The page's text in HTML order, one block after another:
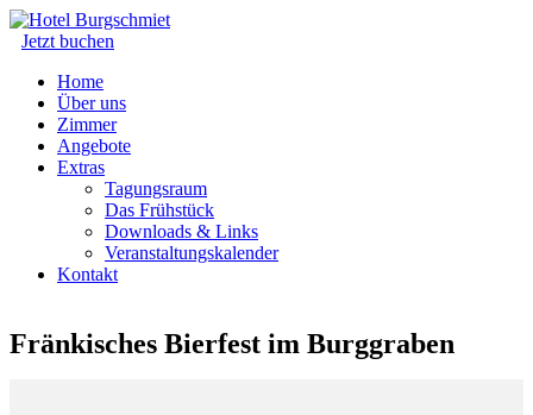
Jetzt buchen
Home
Über uns
Zimmer
Angebote
Extras
Tagungsraum
Das Frühstück
Downloads & Links
Veranstaltungskalender
Kontakt
Fränkisches Bierfest im Burggraben